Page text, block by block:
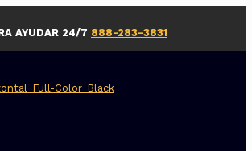
AYUDAR 24/7 888-283-3831